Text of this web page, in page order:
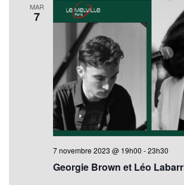
MAR
7
Georgie Brown et Léo
7 novembre 2023 @ 19h00 -23h30